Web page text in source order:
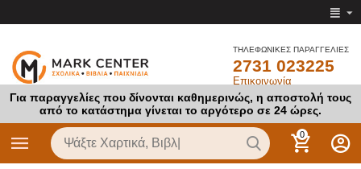
ΤΗΛΕΦΩΝΙΚΕΣ ΠΑΡΑΓΓΕΛΙΕΣ
2731 023225
Επικοινωνία
Για παραγγελίες που δίνονται καθημερινώς, η αποστολή τους
από το κατάστημα γίνεται το αργότερο σε 24 ώρες.
0